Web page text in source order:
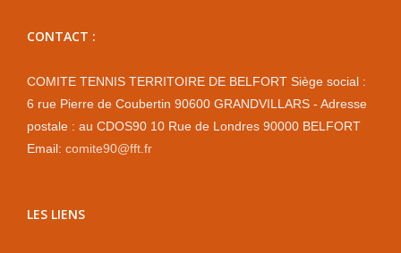
CONTACT :
COMITE TENNIS TERRITOIRE DE BELFORT Siège social :
6 rue Pierre de Coubertin 90600 GRANDVILLARS - Adresse
postale : au CDOS90 10 Rue de Londres 90000 BELFORT
Email: comite90@fft.fr
LES LIENS